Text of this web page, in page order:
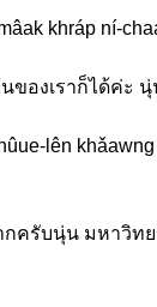
khráp ní-
ของเราก็ได้ค่ะ
lên
ครับนุ่น มหาวิทย